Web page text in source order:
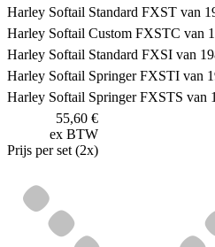
Harley Softail Standard FXST van
Harley Softail Custom FXSTC van
Harley Softail Standard FXSI van
Harley Softail Springer FXSTI van
Harley Softail Springer FXSTS van
55,60 €
ex BTW
Prijs per set (2x)